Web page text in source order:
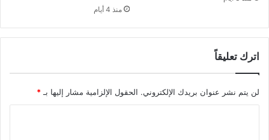
منذ 4 أيام
اترك تعليقاً
لن يتم نشر عنوان بريدك الإلكتروني. الحقول الإلزامية مشار إليها بـ *